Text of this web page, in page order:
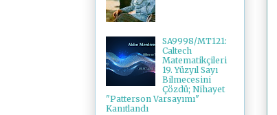
SA9998/MT121:
Caltech
Matematikçileri
19. Yüzyıl Sayı
Bilmecesini
Çözdü; Nihayet
"Patterson Varsayımı"
Kanıtlandı